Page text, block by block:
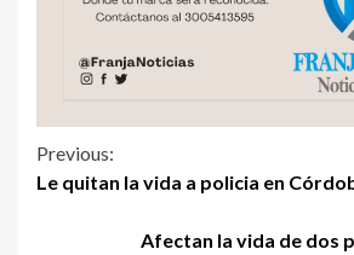
Previous:
Le quitan la vida a policia en
Afectan la vida de dos